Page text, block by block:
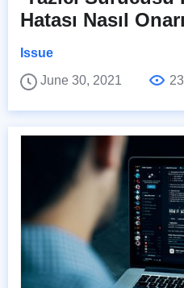
Hatası Nasıl
Issue
June 30, 2021